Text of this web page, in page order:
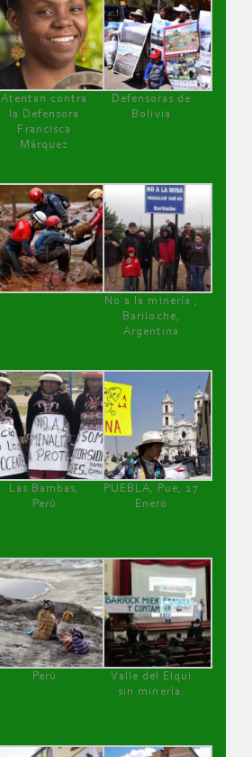
Atentan contra
la Defensora
Francisca
Márquez
Defensoras de
Bolivia
No a la minería ,
Bariloche,
Argentina
Las Bambas,
Perú
PUEBLA, Pue, 27
Enero
Perú
Valle del Elqui
sin minería.